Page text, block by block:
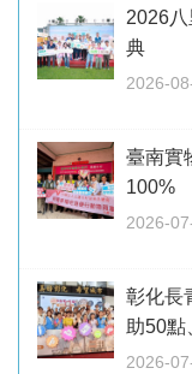
2026
典
2026-
臺南實
100%
2026-
彰化長
助50
2026-